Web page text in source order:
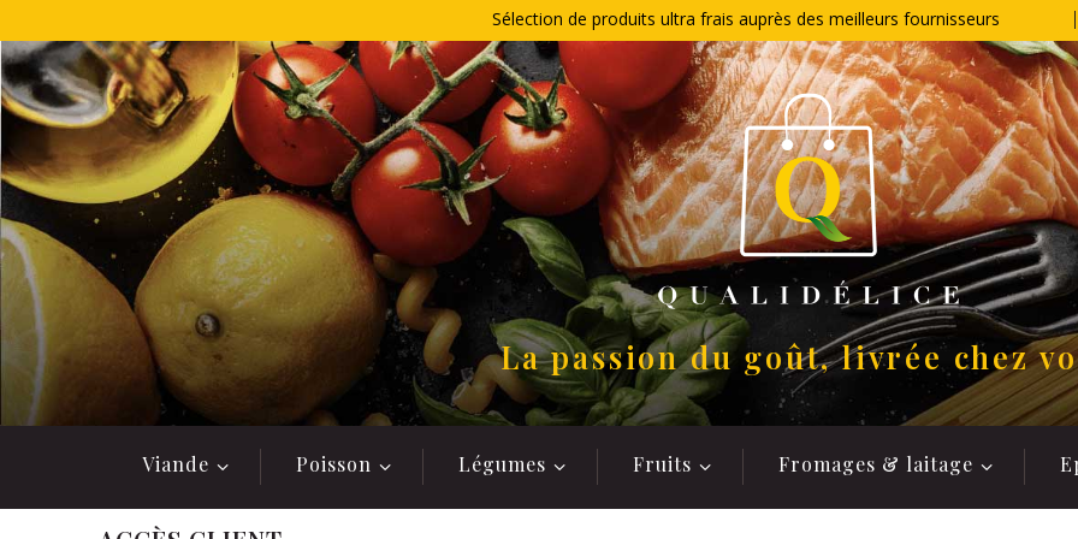
au
contenu
Sélection de produits ultra frais auprès des meilleurs fournisseurs
La passion du goût, livrée chez
Viande Poisson Légumes Fruits Fromages & laitage